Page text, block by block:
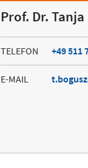
Prof. Dr.
TELEFON +49 511
E-MAIL t.bogusz